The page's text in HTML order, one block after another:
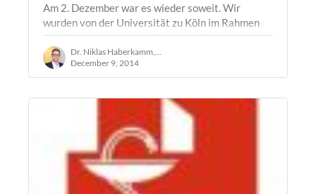
Am 2. Dezember war es wieder soweit. Wir
wurden von der Universität zu Köln im Rahmen
des Deutschlandstipendiums zum feierlichen
"Get Together" eingeladen, bei welchem die…
December 9, 2014